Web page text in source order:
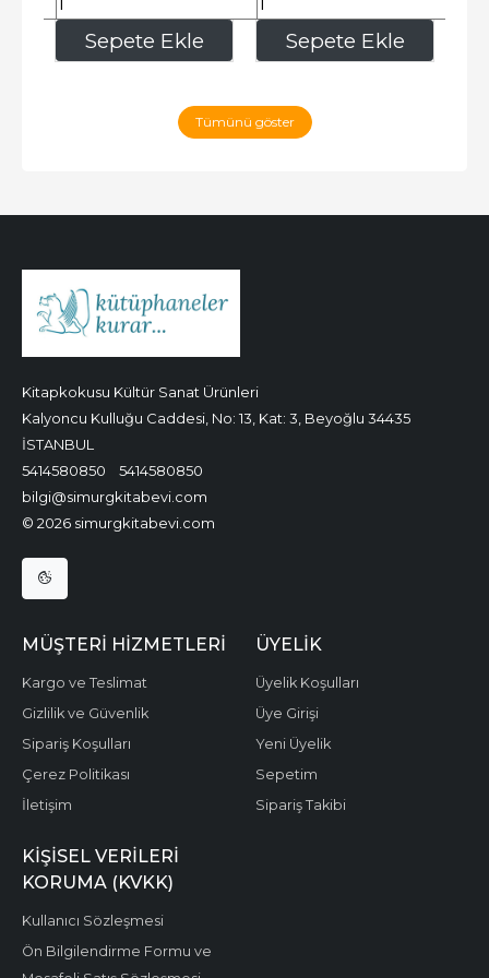
Sepete Ekle
273,80 Sepete Ekle
259,00
Tümünü göster
Kitapkokusu Kültür Sanat Ürünleri
Kalyoncu Kulluğu Caddesi, No: 13, Kat: 3, Beyoğlu 34435
İSTANBUL
5414580850
5414580850
bilgi@simurgkitabevi.com
© 2026 simurgkitabevi.com
MÜŞTERI HIZMETLERI
Kargo ve Teslimat
Gizlilik ve Güvenlik
Sipariş Koşulları
Çerez Politikası
İletişim
ÜYELIK
Üyelik Koşulları
Üye Girişi
Yeni Üyelik
Sepetim
Sipariş Takibi
KIŞISEL VERILERI
KORUMA (KVKK)
Kullanıcı Sözleşmesi
Ön Bilgilendirme Formu ve